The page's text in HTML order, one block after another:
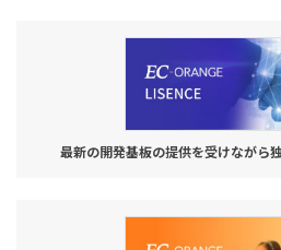
最新の開発基板の提供を受けながら